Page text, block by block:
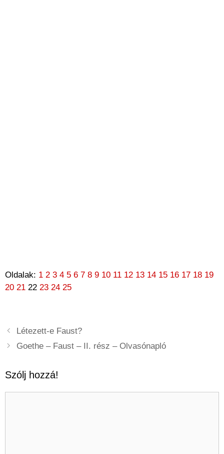
Oldalak: 1 2 3 4 5 6 7 8 9 10 11 12 13 14 15 16 17 18 19
20 21 22 23 24 25
Létezett-e Faust?
Goethe – Faust – II. rész – Olvasónapló
Szólj hozzá!